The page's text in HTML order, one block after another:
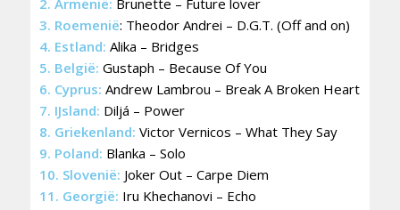
3. Roemenië: Theodor Andrei – D.G.T. (Off and on)
4. Estland: Alika – Bridges
5. België: Gustaph – Because Of You
6. Cyprus: Andrew Lambrou – Break A Broken Heart
7. IJsland: Diljá – Power
8. Griekenland: Victor Vernicos – What They Say
9. Poland: Blanka – Solo
10. Slovenië: Joker Out – Carpe Diem
11. Georgië: Iru Khechanovi – Echo